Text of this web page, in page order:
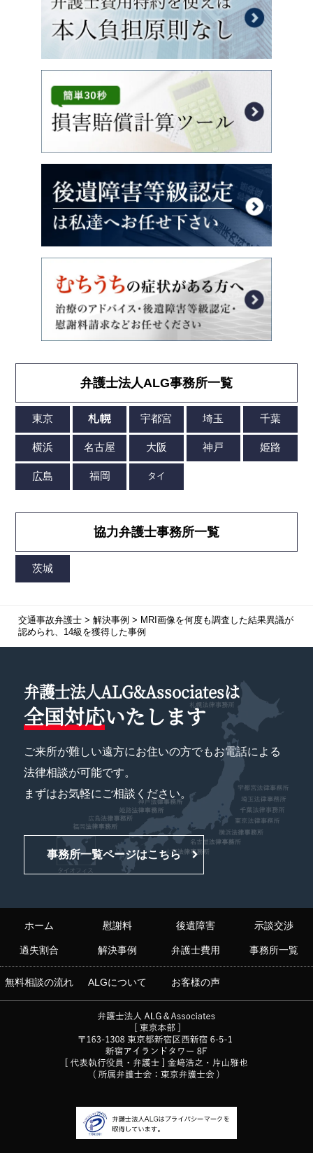
弁護士法人ALG事務所一覧
協力弁護士事務所一覧
交通事故弁護士> 解決事例 > MRI画像を何度も調査した結果異議が
認められ、14級を獲得した事例
弁護士法人ALG&Associatesは
全国対応いたします
ご来所が難しい遠方にお住いの方でもお電話による
法律相談が可能です。
まずはお気軽にご相談ください。
事務所一覧ページはこちら
ホーム 慰謝料 後遺障害 示談交渉
過失割合 解決事例 弁護士費用 事務所一覧
無料相談の流れ ALGについて お客様の声